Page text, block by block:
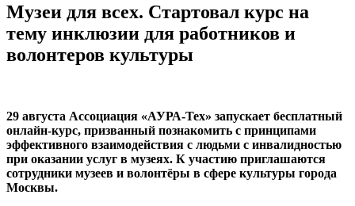
Музеи для всех. Стартовал курс на
тему инклюзии для работников и
волонтеров культуры
29 августа Ассоциация «АУРА-Тех» запускает бесплатный
онлайн-курс, призванный познакомить с принципами
эффективного взаимодействия с людьми с инвалидностью
при оказании услуг в музеях. К участию приглашаются
сотрудники музеев и волонтёры в сфере культуры города
Москвы.